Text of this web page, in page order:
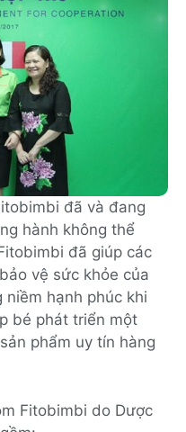
đã và đang
hành không thể
đã giúp các
vệ sức khỏe của
hạnh phúc khi
bé phát triển một
phẩm uy tín hàng
Fitobimbi do Dược